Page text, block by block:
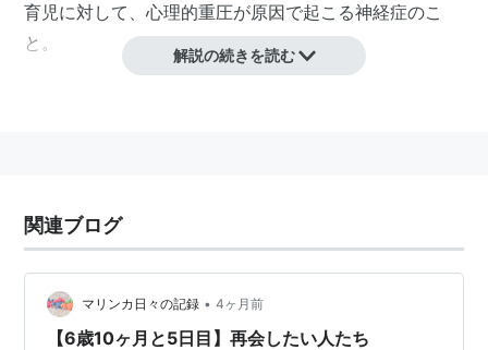
育児に対して、心理的重圧が原因で起こる神経症のこ
と。
解説の続きを読む
関連ブログ
マリンカ日々の記録 • 4ヶ月前
【6歳10ヶ月と5日目】再会したい人たち